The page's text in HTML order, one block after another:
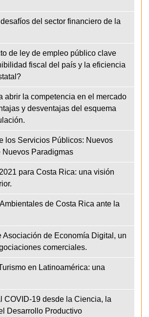
del sector financiero de la
de ley de empleo público clave
fiscal del país y la eficiencia
abrir la competencia en el mercado
y desventajas del esquema
los Servicios Públicos: Nuevos
Nuevos Paradigmas
para Costa Rica: una visión
de Costa Rica ante la
Asociación de Economía Digital, un
comerciales.
en Latinoamérica: una
COVID-19 desde la Ciencia, la
Desarrollo Productivo